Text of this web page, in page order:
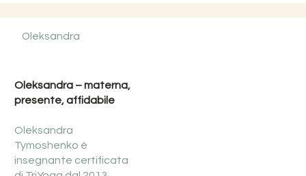
Oleksandra
Oleksandra – materna,
presente, affidabile
Oleksandra
Tymoshenko è
insegnante certificata